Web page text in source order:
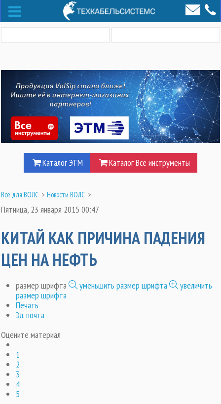
Каталог ЭТМ Каталог Все инструменты
Все для ВОЛС > Новости ВОЛС >
Пятница, 23 января 2015 00:47
КИТАЙ КАК ПРИЧИНА ПАДЕНИЯ
ЦЕН НА НЕФТЬ
размер шрифта уменьшить размер шрифта
увеличить
размер шрифта
Печать
Эл. почта
Оцените материал
1
2
3
4
5